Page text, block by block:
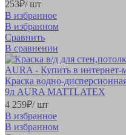
253₽/ шт
В избранное
В избранном
Сравнить
В сравнении
Краска водно-
9л AURA MATTLATEX
4 259₽/ шт
В избранное
В избранном